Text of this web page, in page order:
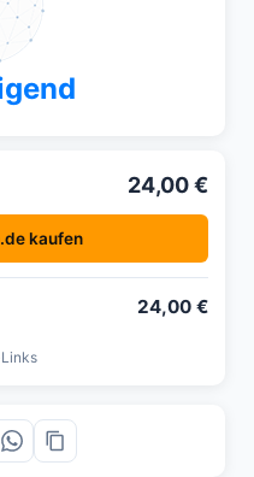
24,00 €
kaufen
24,00 €